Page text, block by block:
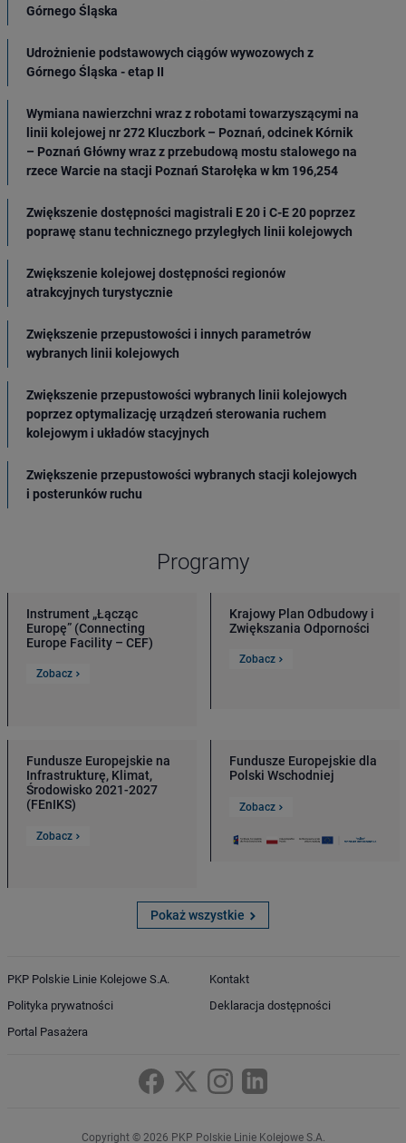
Górnego Śląska
Udrożnienie podstawowych ciągów wywozowych z
Górnego Śląska - etap II
Wymiana nawierzchni wraz z robotami towarzyszącymi na
linii kolejowej nr 272 Kluczbork – Poznań, odcinek Kórnik
– Poznań Główny wraz z przebudową mostu stalowego na
rzece Warcie na stacji Poznań Starołęka w km 196,254
Zwiększenie dostępności magistrali E 20 i C-E 20 poprzez
poprawę stanu technicznego przyległych linii kolejowych
Zwiększenie kolejowej dostępności regionów
atrakcyjnych turystycznie
Zwiększenie przepustowości i innych parametrów
wybranych linii kolejowych
Zwiększenie przepustowości wybranych linii kolejowych
poprzez optymalizację urządzeń sterowania ruchem
kolejowym i układów stacyjnych
Zwiększenie przepustowości wybranych stacji kolejowych
i posterunków ruchu
Programy
Instrument „Łącząc
Europę” (Connecting
Europe Facility – CEF)
Zobacz
Krajowy Plan Odbudowy i
Zwiększania Odporności
Zobacz
Fundusze Europejskie na
Infrastrukturę, Klimat,
Środowisko 2021-2027
(FEnIKS)
Zobacz
Fundusze Europejskie dla
Polski Wschodniej
Zobacz
Pokaż wszystkie
PKP Polskie Linie Kolejowe S.A.
Polityka prywatności
Portal Pasażera
Kontakt
Deklaracja dostępności
Copyright © 2026 PKP Polskie Linie Kolejowe S.A.